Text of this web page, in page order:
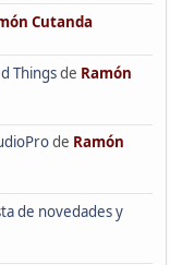
Cutanda
Thingsde Ramón
de Ramón
de novedades y